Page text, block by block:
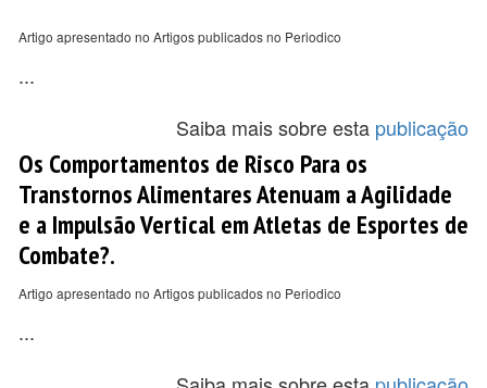
Artigo apresentado no Artigos publicados no Periodico
...
Saiba mais sobre esta publicação
Os Comportamentos de Risco Para os
Transtornos Alimentares Atenuam a Agilidade
e a Impulsão Vertical em Atletas de Esportes de
Combate?.
Artigo apresentado no Artigos publicados no Periodico
...